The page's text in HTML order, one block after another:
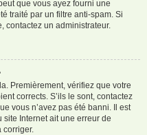
que vous ayez fourni une
traité par un filtre anti-spam. Si
contactez un administrateur.
Premièrement, vérifiez que votre
corrects. S’ils le sont, contactez
vous n’avez pas été banni. Il est
Internet ait une erreur de
corriger.